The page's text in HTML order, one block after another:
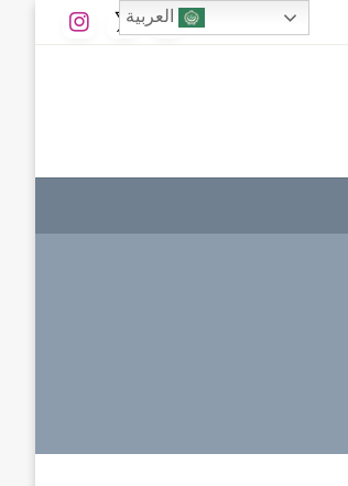
العربية